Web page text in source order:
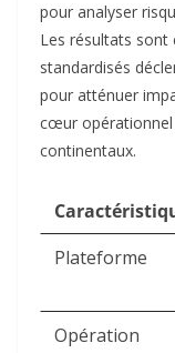
pour analyser
Les résultats sont
standardisés
pour atténuer
cœur opérationnel
continentaux.​
Plateforme
Opération